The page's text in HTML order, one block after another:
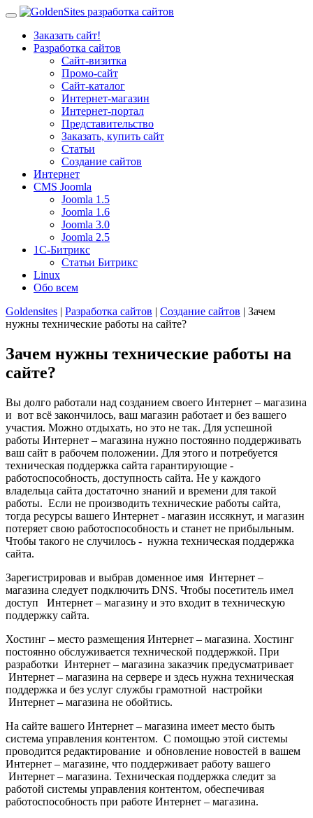
Заказать сайт!
Разработка сайтов
Сайт-визитка
Промо-сайт
Сайт-каталог
Интернет-магазин
Интернет-портал
Представительство
Заказать, купить сайт
Статьи
Создание сайтов
Интернет
CMS Joomla
Joomla 1.5
Joomla 1.6
Joomla 3.0
Joomla 2.5
1С-Битрикс
Статьи Битрикс
Linux
Обо всем
Goldensites | Разработка сайтов | Создание сайтов | Зачем
нужны технические работы на сайте?
Зачем нужны технические работы на
сайте?
Вы долго работали над созданием своего Интернет – магазина
и вот всё закончилось, ваш магазин работает и без вашего
участия. Можно отдыхать, но это не так. Для успешной
работы Интернет – магазина нужно постоянно поддерживать
ваш сайт в рабочем положении. Для этого и потребуется
техническая поддержка сайта гарантирующие -
работоспособность, доступность сайта. Не у каждого
владельца сайта достаточно знаний и времени для такой
работы. Если не производить технические работы сайта,
тогда ресурсы вашего Интернет - магазин иссякнут, и магазин
потеряет свою работоспособность и станет не прибыльным.
Чтобы такого не случилось - нужна техническая поддержка
сайта.
Зарегистрировав и выбрав доменное имя Интернет –
магазина следует подключить DNS. Чтобы посетитель имел
доступ Интернет – магазину и это входит в техническую
поддержку сайта.
Хостинг – место размещения Интернет – магазина. Хостинг
постоянно обслуживается технической поддержкой. При
разработки Интернет – магазина заказчик предусматривает
Интернет – магазина на сервере и здесь нужна техническая
поддержка и без услуг службы грамотной настройки
Интернет – магазина не обойтись.
На сайте вашего Интернет – магазина имеет место быть
система управления контентом. С помощью этой системы
проводится редактирование и обновление новостей в вашем
Интернет – магазине, что поддерживает работу вашего
Интернет – магазина. Техническая поддержка следит за
работой системы управления контентом, обеспечивая
работоспособность при работе Интернет – магазина.